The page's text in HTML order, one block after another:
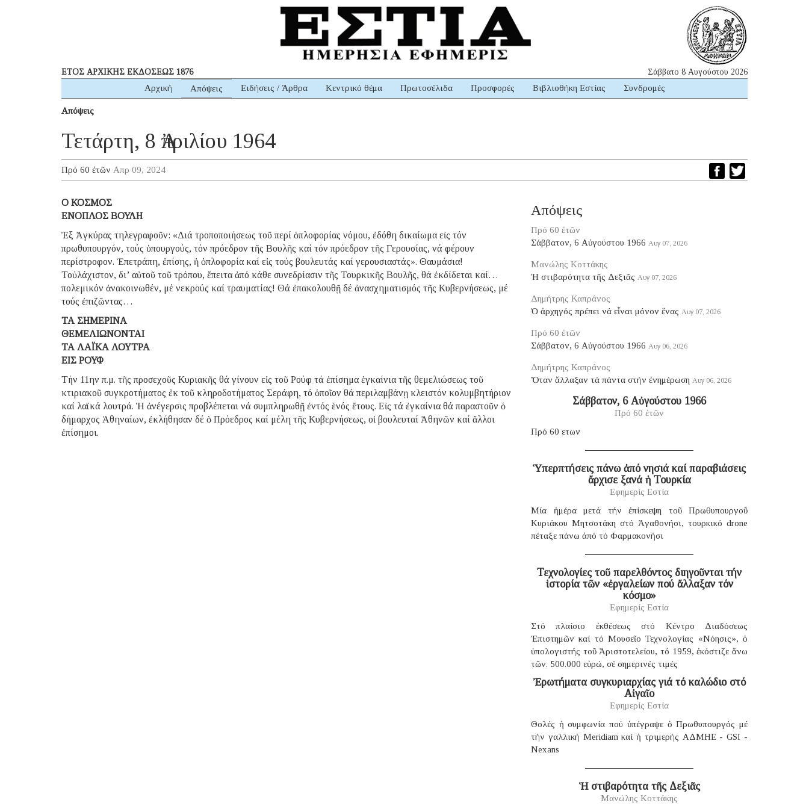
ΕΤΟΣ ΑΡΧΙΚΗΣ ΕΚΔΟΣΕΩΣ 1876 Σάββατο 8 Αυγούστου 2026
Αρχική Απόψεις Ειδήσεις / Άρθρα Κεντρικό θέμα Πρωτοσέλιδα Προσφορές Βιβλιοθήκη Εστίας Συνδρομές
Απόψεις
Τετάρτη, 8 Ἀπριλίου 1964
Πρό 60 ἐτῶν Απρ 09, 2024
Ο ΚΟΣΜΟΣ
ΕΝΟΠΛΟΣ ΒΟΥΛΗ
Ἐξ Ἀγκύρας τηλεγραφοῦν: «Διά τροποποιήσεως τοῦ περί ὁπλοφορίας νόμου, ἐδόθη δικαίωμα εἰς τόν
πρωθυπουργόν, τούς ὑπουργούς, τόν πρόεδρον τῆς Βουλῆς καί τόν πρόεδρον τῆς Γερουσίας, νά φέρουν
περίστροφον. Ἐπετράπη, ἐπίσης, ἡ ὁπλοφορία καί εἰς τούς βουλευτάς καί γερουσιαστάς». Θαυμάσια!
Τοὐλάχιστον, δι’ αὐτοῦ τοῦ τρόπου, ἔπειτα ἀπό κάθε συνεδρίασιν τῆς Τουρκικῆς Βουλῆς, θά ἐκδίδεται καί…
πολεμικόν ἀνακοινωθέν, μέ νεκρούς καί τραυματίας! Θά ἐπακολουθῇ δέ ἀνασχηματισμός τῆς Κυβερνήσεως, μέ
τούς ἐπιζῶντας…
ΤΑ ΣΗΜΕΡΙΝΑ
ΘΕΜΕΛΙΩΝΟΝΤΑΙ
ΤΑ ΛΑΪΚΑ ΛΟΥΤΡΑ
ΕΙΣ ΡΟΥΦ
Τήν 11ην π.μ. τῆς προσεχοῦς Κυριακῆς θά γίνουν εἰς τοῦ Ρούφ τά ἐπίσημα ἐγκαίνια τῆς θεμελιώσεως τοῦ
κτιριακοῦ συγκροτήματος ἐκ τοῦ κληροδοτήματος Σεράφη, τό ὁποῖον θά περιλαμβάνῃ κλειστόν κολυμβητήριον
καί λαϊκά λουτρά. Ἡ ἀνέγερσις προβλέπεται νά συμπληρωθῇ ἐντός ἑνός ἔτους. Εἰς τά ἐγκαίνια θά παραστοῦν ὁ
δήμαρχος Ἀθηναίων, ἐκλήθησαν δέ ὁ Πρόεδρος καί μέλη τῆς Κυβερνήσεως, οἱ βουλευταί Ἀθηνῶν καί ἄλλοι
ἐπίσημοι.
Απόψεις
Πρό 60 ἐτῶν
Σάββατον, 6 Αὐγούστου 1966 Αυγ 07, 2026
Μανώλης Κοττάκης
Ἡ στιβαρότητα τῆς Δεξιᾶς Αυγ 07, 2026
Δημήτρης Καπράνος
Ὁ ἀρχηγός πρέπει νά εἶναι μόνον ἕνας Αυγ 07, 2026
Πρό 60 ἐτῶν
Σάββατον, 6 Αὐγούστου 1966 Αυγ 06, 2026
Δημήτρης Καπράνος
Ὅταν ἄλλαξαν τά πάντα στήν ἐνημέρωση Αυγ 06, 2026
Σάββατον, 6 Αὐγούστου 1966
Πρό 60 ἐτῶν
Πρό 60 ετων
Ὑπερπτήσεις πάνω ἀπό νησιά καί παραβιάσεις
ἄρχισε ξανά ἡ Τουρκία
Εφημερίς Εστία
Μία ἡμέρα μετά τήν ἐπίσκεψη τοῦ Πρωθυπουργοῦ
Κυριάκου Μητσοτάκη στό Ἀγαθονήσι, τουρκικό drone
πέταξε πάνω ἀπό τό Φαρμακονήσι
Τεχνολογίες τοῦ παρελθόντος διηγοῦνται τήν
ἱστορία τῶν «ἐργαλείων πού ἄλλαξαν τόν
κόσμο»
Εφημερίς Εστία
Στό πλαίσιο ἐκθέσεως στό Κέντρο Διαδόσεως
Ἐπιστημῶν καί τό Μουσεῖο Τεχνολογίας «Νόησις», ὁ
ὑπολογιστής τοῦ Ἀριστοτελείου, τό 1959, ἐκόστιζε ἄνω
τῶν. 500.000 εὐρώ, σέ σημερινές τιμές
Ἐρωτήματα συγκυριαρχίας γιά τό καλώδιο στό
Αἰγαῖο
Εφημερίς Εστία
Θολές ἡ συμφωνία πού ὑπέγραψε ὁ Πρωθυπουργός μέ
τήν γαλλική Μeridiam καί ἡ τριμερής ΑΔΜΗΕ - GSI -
Nexans
Ἡ στιβαρότητα τῆς Δεξιᾶς
Μανώλης Κοττάκης